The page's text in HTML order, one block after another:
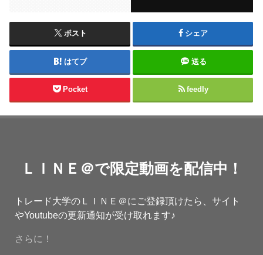
ポスト シェア
はてブ 送る
Pocket feedly
ＬＩＮＥ＠で限定動画を配信中！
トレード大学のＬＩＮＥ＠にご登録頂けたら、サイト
やYoutubeの更新通知が受け取れます♪
さらに！